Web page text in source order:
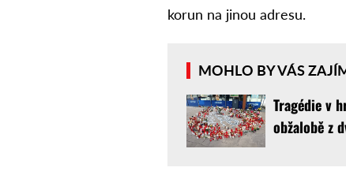
korun na jinou adresu.
MOHLO BY VÁS
Tragédie v
obžalobě z